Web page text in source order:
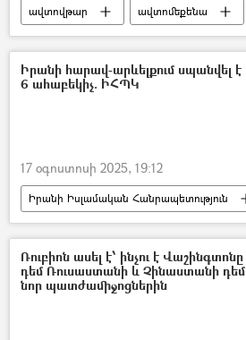
ավտովթար
ավտոմեքենա
Վայոց Ձոր
ձոր
Զոհ
Վիրավոր
Իրանի հարավ-արևելքում սպանվել է
6 ահաբեկիչ. ԻՀՊԿ
17 օգոստոսի 2025, 19:12
Իրանի Իսլամական Հանրապետություն
Ահաբեկչություն
ահաբեկիչ
Ռուբիոն ասել է՝ ինչու է Վաշինգտոնը
դեմ Ռուսաստանի և Չինաստանի դեմ
նոր պատժամիջոցներին